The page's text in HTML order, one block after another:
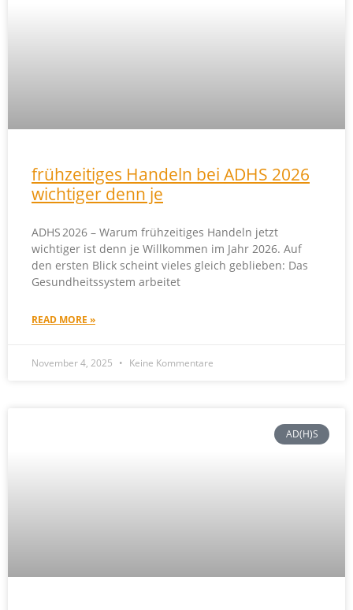
frühzeitiges Handeln bei ADHS 2026
wichtiger denn je
ADHS 2026 – Warum frühzeitiges Handeln jetzt
wichtiger ist denn je Willkommen im Jahr 2026. Auf
den ersten Blick scheint vieles gleich geblieben: Das
Gesundheitssystem arbeitet
READ MORE »
November 4, 2025 Keine Kommentare
AD(H)S